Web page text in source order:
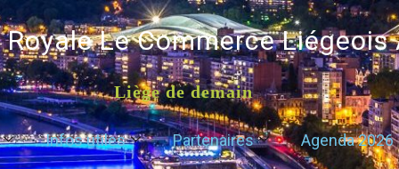
Le Commerce Liégeois
Liège de demain
Infos utiles Partenaires Agenda 2026